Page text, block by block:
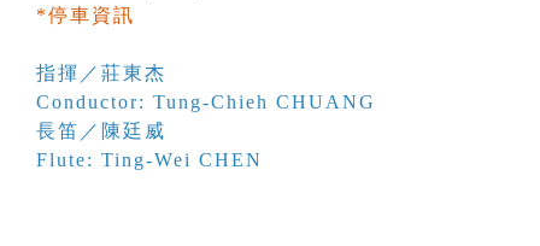
*停車資訊
指揮／莊東杰
Conductor: Tung-Chieh CHUANG
長笛／陳廷威
Flute: Ting-Wei CHEN